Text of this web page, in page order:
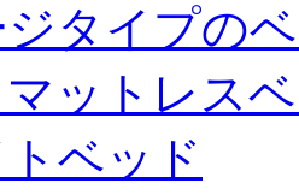
ジタイプの
ットレス
ベッド